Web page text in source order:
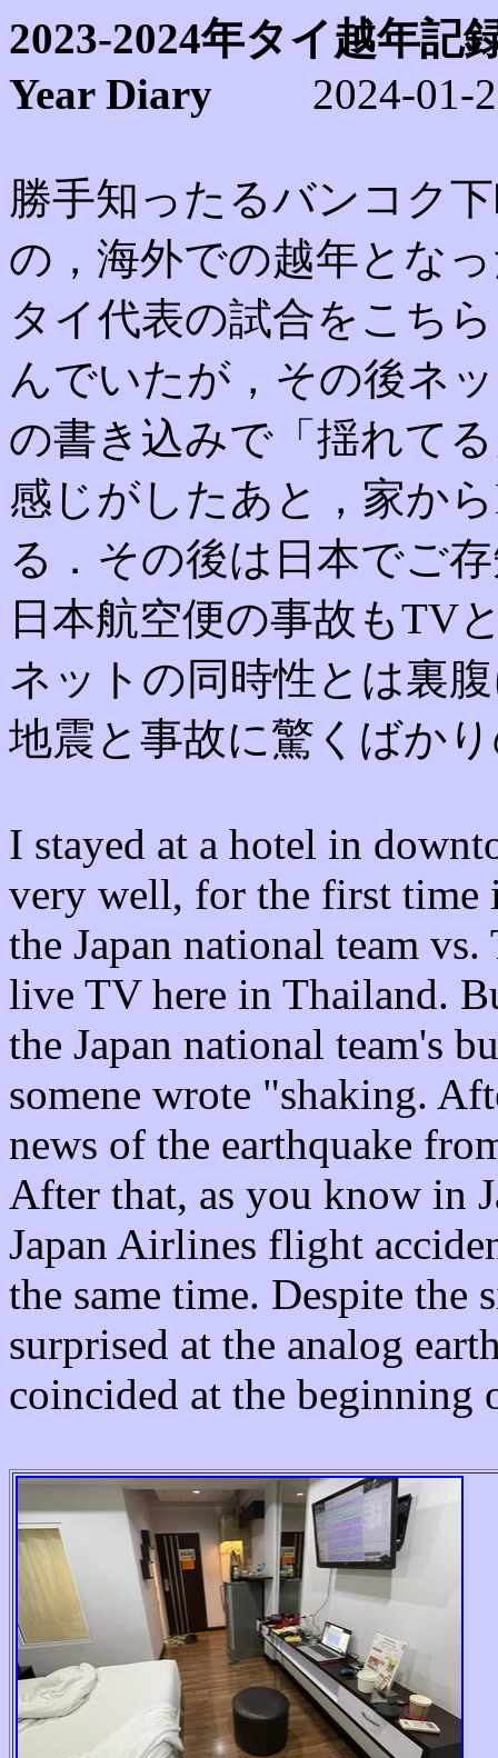
2023-2024年タイ越年
Year Diary
2024-01-
勝手知ったるバンコク
の，海外での越年とな
タイ代表の試合をこち
んでいたが，その後ネ
の書き込みで「揺れて
感じがしたあと，家か
る．その後は日本でご
日本航空便の事故もTV
ネットの同時性とは裏
地震と事故に驚くばか
I stayed at a hotel in
very well, for the first
the Japan national team
live TV here in Thailand.
the Japan national team's
somene wrote "shaking.
news of the earthquake
After that, as you know in
Japan Airlines flight
the same time. Despite the
surprised at the analog
coincided at the beginning